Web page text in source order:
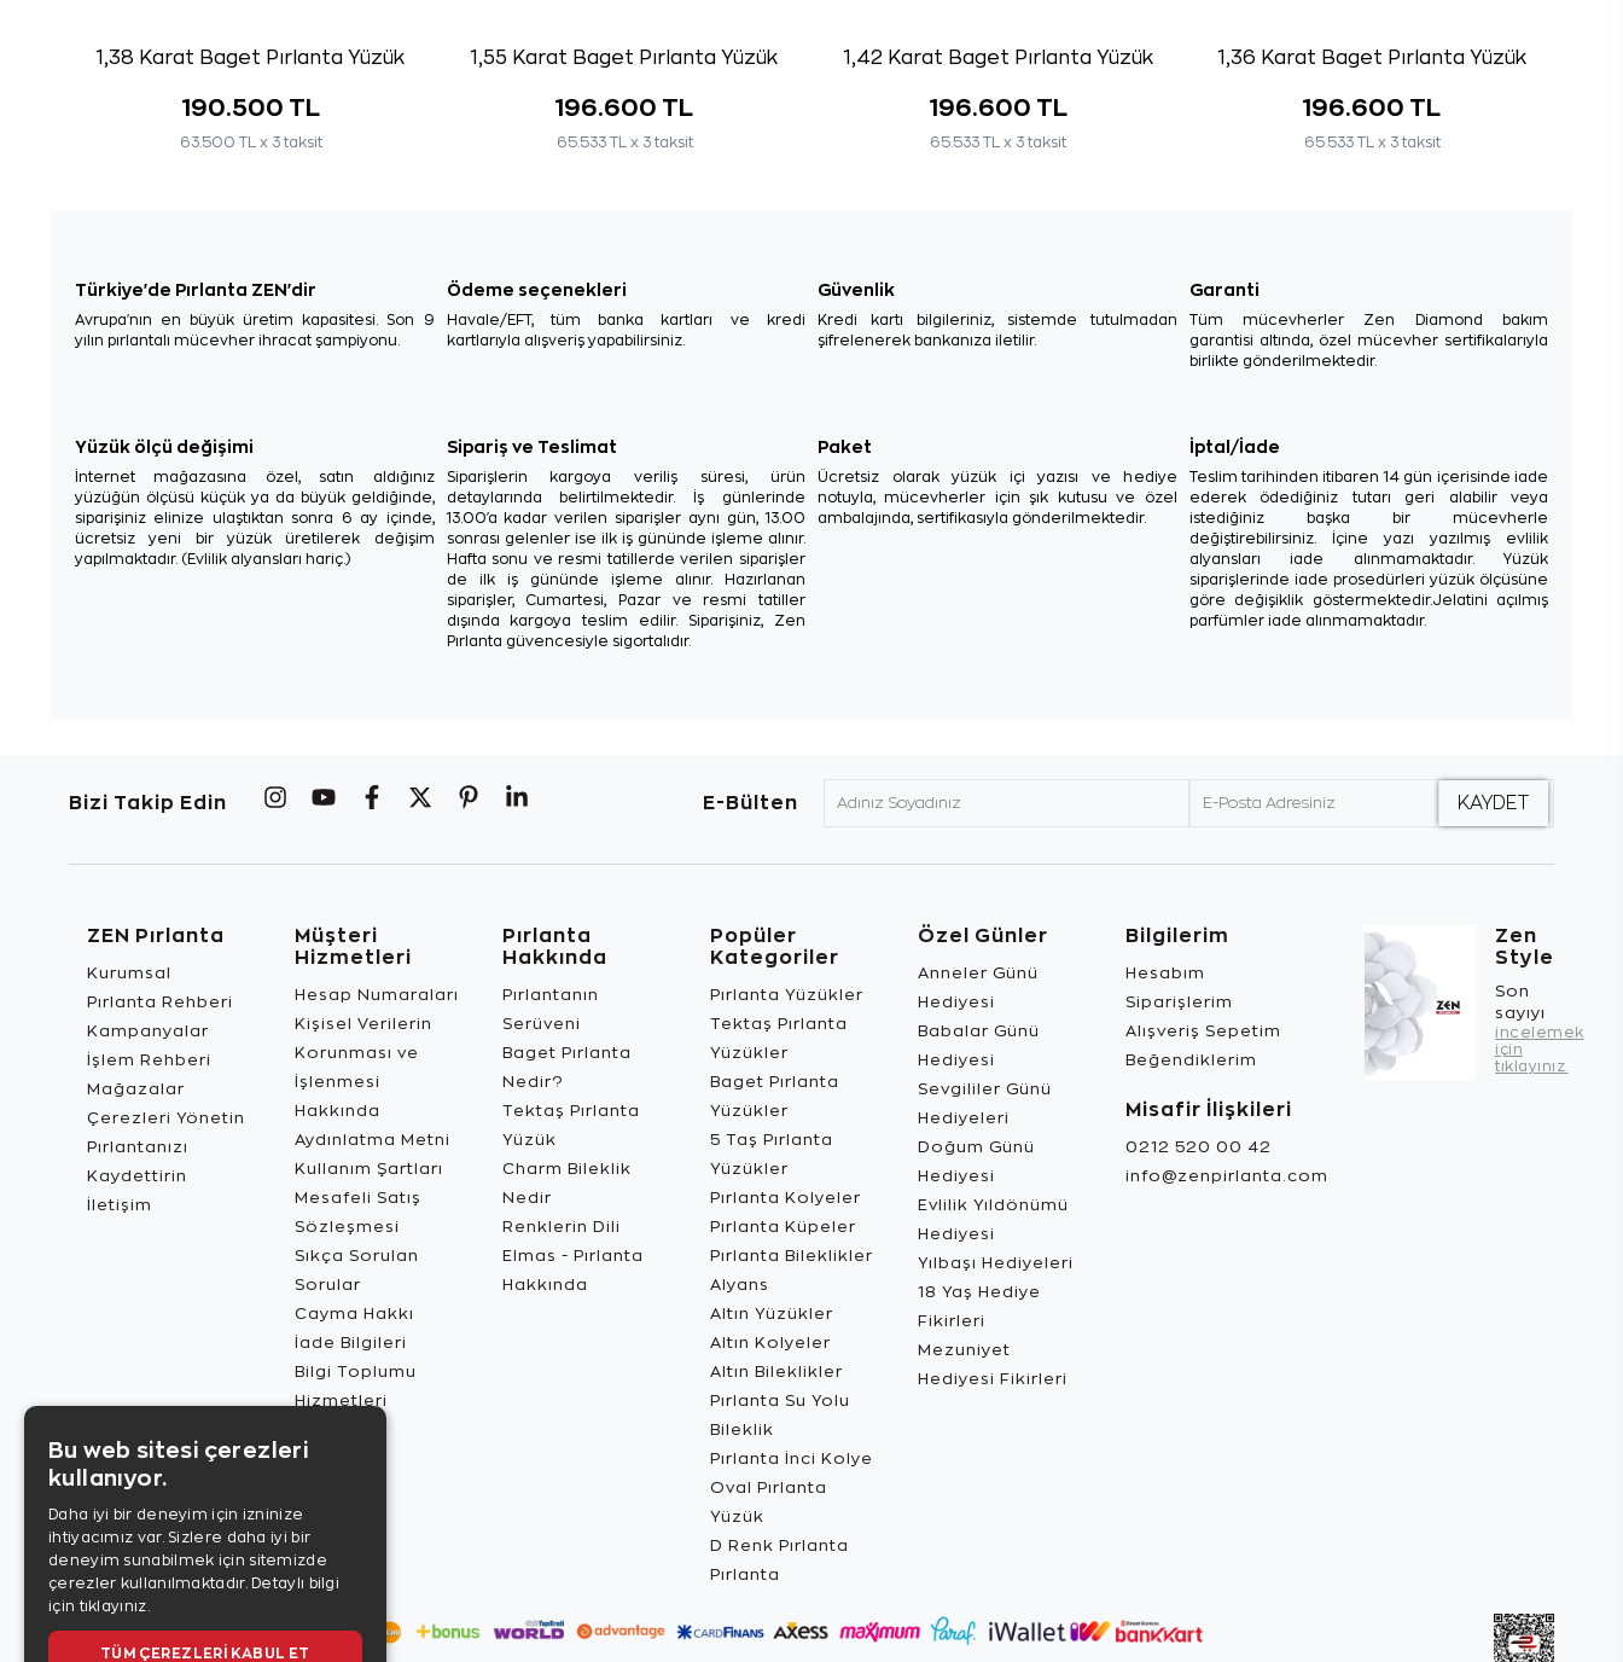
1,38 Karat Baget Pırlanta Yüzük
190.500 TL
63.500 TL x 3 taksit
1,55 Karat Baget Pırlanta Yüzük
196.600 TL
65.533 TL x 3 taksit
1,42 Karat Baget Pırlanta Yüzük
196.600 TL
65.533 TL x 3 taksit
1,36 Karat Baget Pırlanta Yüzük
196.600 TL
65.533 TL x 3 taksit
Türkiye'de Pırlanta ZEN'dir
Avrupa'nın en büyük üretim kapasitesi. Son 9
yılın pırlantalı mücevher ihracat şampiyonu.
Ödeme seçenekleri
Havale/EFT, tüm banka kartları ve kredi
kartlarıyla alışveriş yapabilirsiniz.
Güvenlik
Kredi kartı bilgileriniz, sistemde tutulmadan
şifrelenerek bankanıza iletilir.
Garanti
Tüm mücevherler Zen Diamond bakım
garantisi altında, özel mücevher sertifikalarıyla
birlikte gönderilmektedir.
Yüzük ölçü değişimi
İnternet mağazasına özel, satın aldığınız
yüzüğün ölçüsü küçük ya da büyük geldiğinde,
siparişiniz elinize ulaştıktan sonra 6 ay içinde,
ücretsiz yeni bir yüzük üretilerek değişim
yapılmaktadır. (Evlilik alyansları hariç.)
Sipariş ve Teslimat
Siparişlerin kargoya veriliş süresi, ürün
detaylarında belirtilmektedir. İş günlerinde
13.00'a kadar verilen siparişler aynı gün, 13.00
sonrası gelenler ise ilk iş gününde işleme alınır.
Hafta sonu ve resmi tatillerde verilen siparişler
de ilk iş gününde işleme alınır. Hazırlanan
siparişler, Cumartesi, Pazar ve resmi tatiller
dışında kargoya teslim edilir. Siparişiniz, Zen
Pırlanta güvencesiyle sigortalıdır.
Paket
Ücretsiz olarak yüzük içi yazısı ve hediye
notuyla, mücevherler için şık kutusu ve özel
ambalajında, sertifikasıyla gönderilmektedir.
İptal/İade
Teslim tarihinden itibaren 14 gün içerisinde iade
ederek ödediğiniz tutarı geri alabilir veya
istediğiniz başka bir mücevherle
değiştirebilirsiniz. İçine yazı yazılmış evlilik
alyansları iade alınmamaktadır. Yüzük
siparişlerinde iade prosedürleri yüzük ölçüsüne
göre değişiklik göstermektedir.Jelatini açılmış
parfümler iade alınmamaktadır.
Bizi Takip Edin E-Bülten
ZEN Pırlanta
Kurumsal
Pırlanta Rehberi
Kampanyalar
İşlem Rehberi
Mağazalar
Çerezleri Yönetin
Pırlantanızı
Kaydettirin
İletişim
Müşteri
Hizmetleri
Hesap Numaraları
Kişisel Verilerin
Korunması ve
İşlenmesi
Hakkında
Aydınlatma Metni
Kullanım Şartları
Mesafeli Satış
Sözleşmesi
Sıkça Sorulan
Sorular
Cayma Hakkı
İade Bilgileri
Bilgi Toplumu
Hizmetleri
Pırlanta
Hakkında
Pırlantanın
Serüveni
Baget Pırlanta
Nedir?
Tektaş Pırlanta
Yüzük
Charm Bileklik
Nedir
Renklerin Dili
Elmas - Pırlanta
Hakkında
Popüler
Kategoriler
Pırlanta Yüzükler
Tektaş Pırlanta
Yüzükler
Baget Pırlanta
Yüzükler
5 Taş Pırlanta
Yüzükler
Pırlanta Kolyeler
Pırlanta Küpeler
Pırlanta Bileklikler
Alyans
Altın Yüzükler
Altın Kolyeler
Altın Bileklikler
Pırlanta Su Yolu
Bileklik
Pırlanta İnci Kolye
Oval Pırlanta
Yüzük
D Renk Pırlanta
Pırlanta
Özel Günler
Anneler Günü
Hediyesi
Babalar Günü
Hediyesi
Sevgililer Günü
Hediyeleri
Doğum Günü
Hediyesi
Evlilik Yıldönümü
Hediyesi
Yılbaşı Hediyeleri
18 Yaş Hediye
Fikirleri
Mezuniyet
Hediyesi Fikirleri
Bilgilerim
Hesabım
Siparişlerim
Alışveriş Sepetim
Beğendiklerim
Misafir İlişkileri
0212 520 00 42
info@zenpirlanta.com
Zen
Style
Son
sayıyı
incelemek
için
tıklayınız.
Bu web sitesi çerezleri
kullanıyor.
Daha iyi bir deneyim için izninize
ihtiyacımız var. Sizlere daha iyi bir
deneyim sunabilmek için sitemizde
çerezler kullanılmaktadır. Detaylı bilgi
için tıklayınız.
TÜM ÇEREZLERI KABUL ET